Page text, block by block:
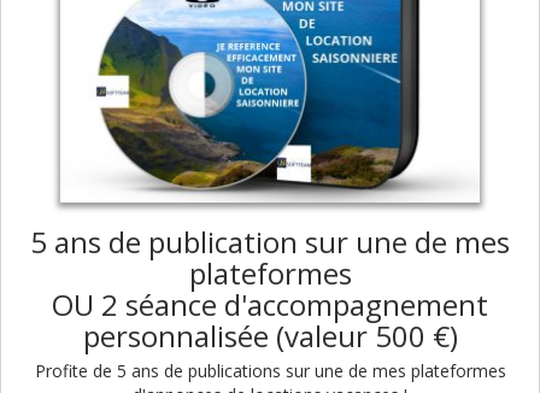
5 ans de publication sur une de mes
plateformes
OU 2 séance d'accompagnement
personnalisée (valeur 500 €)
Profite de 5 ans de publications sur une de mes plateformes